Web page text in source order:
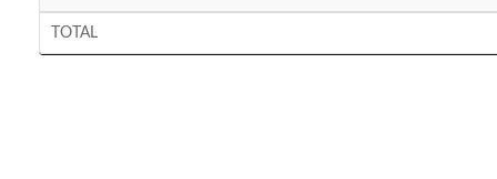
TOTAL